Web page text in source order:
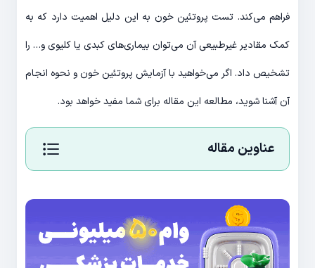
فراهم می‌کند. تست پروتئین خون به این دلیل اهمیت دارد که به
کمک مقادیر غیرطبیعی آن می‌توان بیماری‌های کبدی یا کلیوی و… را
تشخیص داد. اگر می‌خواهید با آزمایش پروتئین خون و نحوه انجام
آن آشنا شوید، مطالعه این مقاله برای شما مفید خواهد بود.
عناوین مقاله